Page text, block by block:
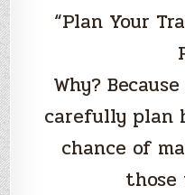
“Plan Your
Why?
carefully plan
chance of
those